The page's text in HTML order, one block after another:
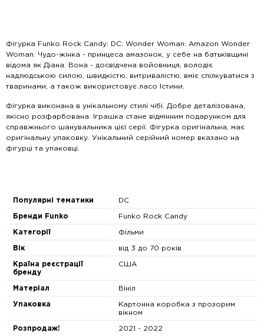
Фігурка Funko Rock Candy: DC: Wonder Woman: Amazon Wonder
Woman. Чудо-жінка - принцеса амазонок, у себе на батьківщині
відома як Діана. Вона - досвідчена войовниця, володіє
надлюдською силою, швидкістю, витривалістю, вміє спілкуватися з
тваринами, а також використовує ласо Істини.
Фігурка виконана в унікальному стилі чібі. Добре деталізована,
якісно розфарбована. Іграшка стане відмінним подарунком для
справжнього шанувальника цієї серії. Фігурка оригінальна, має
оригінальну упаковку. Унікальний серійний номер вказано на
фігурці та упаковці.
Популярні тематики DC
Бренди Funko Funko Rock Candy
Категорії Фільми
Вік від 3 до 70 років
Країна реєстрації
бренду
США
Матеріал Вініл
Упаковка
Картонна коробка з прозорим
вікном
Розпродаж! 2021 - 2022